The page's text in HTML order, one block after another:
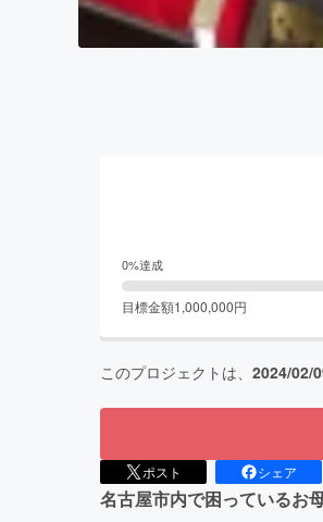
0%達成
目標金額1,000,000円
このプロジェクトは、 2024/02/
ポスト シェア
名古屋市内で困っているお